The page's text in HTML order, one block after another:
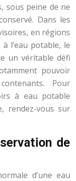
sous peine de ne
Dans les
en régions
l’eau potable, le
un véritable défi
pouvoir
Pour
à eau potable
rendez-vous sur
de
d’une eau